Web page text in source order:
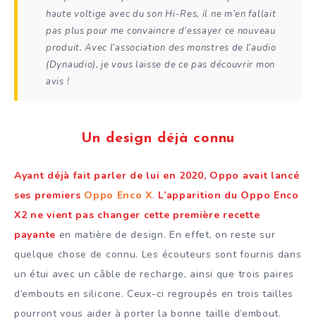
haute voltige avec du son Hi-Res, il ne m’en fallait
pas plus pour me convaincre d’essayer ce nouveau
produit. Avec l’association des monstres de l’audio
(Dynaudio), je vous laisse de ce pas découvrir mon
avis !
Un design déjà connu
Ayant déjà fait parler de lui en 2020, Oppo avait lancé
ses premiers Oppo Enco X. L’apparition du Oppo Enco
X2 ne vient pas changer cette première recette
payante en matière de design. En effet, on reste sur
quelque chose de connu. Les écouteurs sont fournis dans
un étui avec un câble de recharge, ainsi que trois paires
d’embouts en silicone. Ceux-ci regroupés en trois tailles
pourront vous aider à porter la bonne taille d’embout.